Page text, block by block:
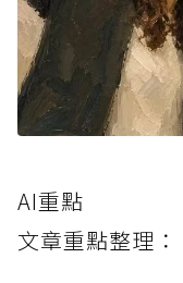
AI重點
文章重點整理：